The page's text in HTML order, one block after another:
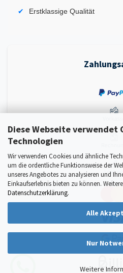
Diese Webseite verwendet
Technologien
Wir verwenden Cookies und ähnliche
um die ordentliche Funktionsweise der
unseres Angebotes zu analysieren und
Einkaufserlebnis bieten zu können.
Datenschutzerklärung.
Alle
Nur
Weitere
Erstklassige Qualität